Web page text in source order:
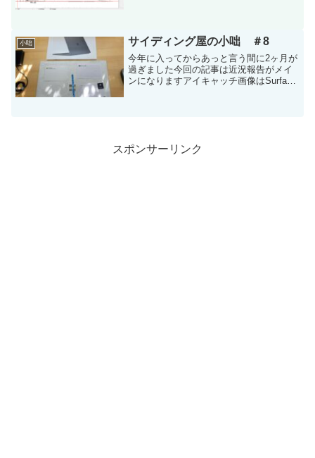
りの駆け...
小咄 サイディング屋の小咄 ＃8
今年に入ってからあっと言う間に2ヶ月が
過ぎました今回の記事は近況報告がメイ
ンになりますアイキャッチ画像はSurface
スポンサーリンク